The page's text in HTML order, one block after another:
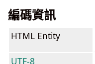
編碼資訊
HTML Entity
UTF-8